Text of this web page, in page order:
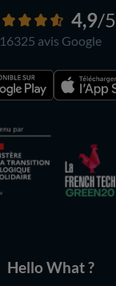
4,9/5
16325 avis Google
Hello What ?